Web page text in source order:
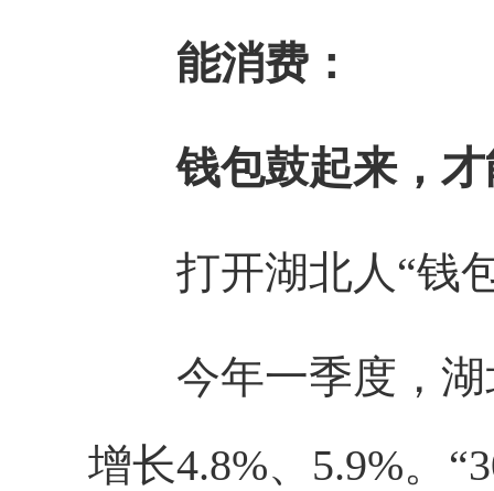
能消费：
钱包鼓起来，
打开湖北人“钱包
今年一季度，湖
增长4.8%、5.9%。